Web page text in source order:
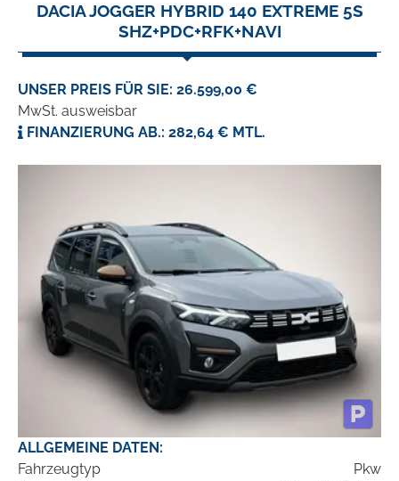
DACIA JOGGER HYBRID 140 EXTREME 5S
SHZ+PDC+RFK+NAVI
UNSER PREIS FÜR SIE: 26.599,00 €
MwSt. ausweisbar
FINANZIERUNG AB.: 282,64 € MTL.
ALLGEMEINE DATEN:
Fahrzeugtyp
Pkw